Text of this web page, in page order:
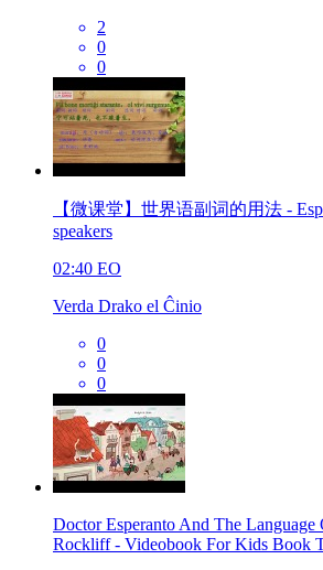
2
0
0
【微课堂】世界语副词的用法 -
speakers
02:40 EO
Verda Drako el Ĉinio
0
0
0
Doctor Esperanto And The
Rockliff - Videobook For Kids Book